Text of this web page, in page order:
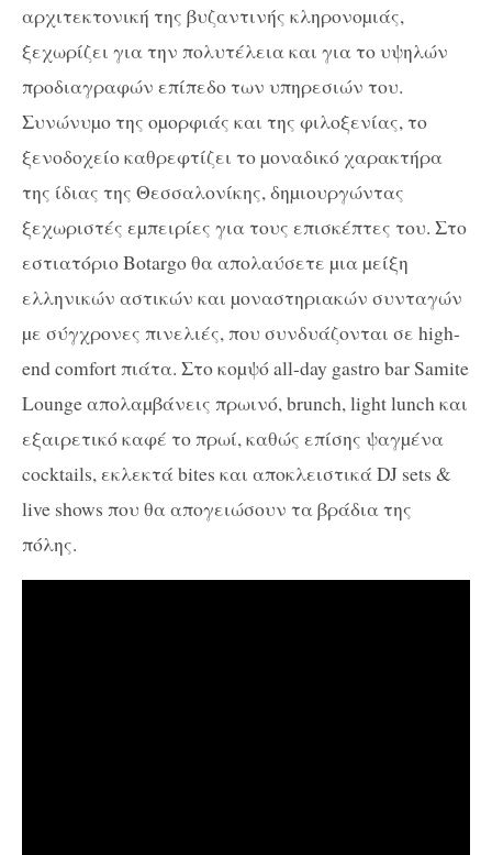
αρχιτεκτονική της βυζαντινής κληρονοµιάς,
ξεχωρίζει για την πολυτέλεια και για το υψηλών
προδιαγραφών επίπεδο των υπηρεσιών του.
Συνώνυµο της οµορφιάς και της φιλοξενίας, το
ξενοδοχείο καθρεφτίζει το µοναδικό χαρακτήρα
της ίδιας της Θεσσαλονίκης, δηµιουργώντας
ξεχωριστές εµπειρίες για τους επισκέπτες του. Στο
εστιατόριο Botargo θα απολαύσετε µια µείξη
ελληνικών αστικών και µοναστηριακών συνταγών
µε σύγχρονες πινελιές, που συνδυάζονται σε high-
end comfort πιάτα. Στο κοµψό all-day gastro bar Samite
Lounge απολαµβάνεις πρωινό, brunch, light lunch και
εξαιρετικό καφέ το πρωί, καθώς επίσης ψαγµένα
cocktails, εκλεκτά bites και αποκλειστικά DJ sets &
live shows που θα απογειώσουν τα βράδια της
πόλης.